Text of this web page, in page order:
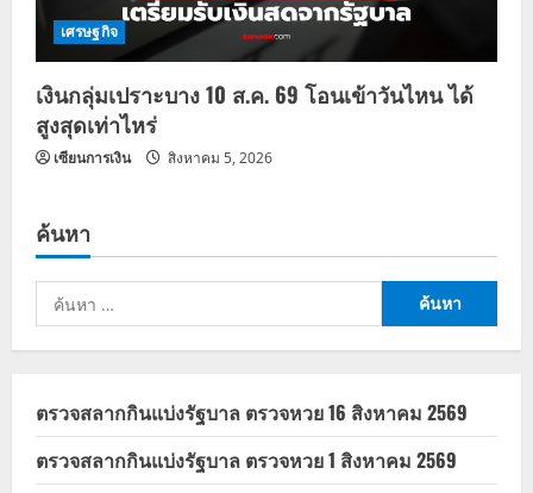
เศรษฐกิจ
เงินกลุ่มเปราะบาง 10 ส.ค. 69 โอนเข้าวันไหน ได้
สูงสุดเท่าไหร่
เซียนการเงิน สิงหาคม 5, 2026
ค้นหา
ค้นหา
สำหรับ:
ตรวจสลากกินแบ่งรัฐบาล ตรวจหวย 16 สิงหาคม 2569
ตรวจสลากกินแบ่งรัฐบาล ตรวจหวย 1 สิงหาคม 2569